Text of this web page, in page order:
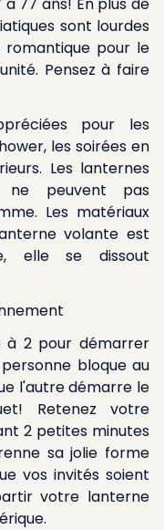
sont lourdes
romantique pour le
Pensez à faire
pour les
les soirées en
Les lanternes
ne peuvent pas
Les matériaux
volante est
elle se dissout
à 2 pour démarrer
bloque au
l'autre démarre le
Retenez votre
2 petites minutes
sa jolie forme
vos invités soient
votre lanterne